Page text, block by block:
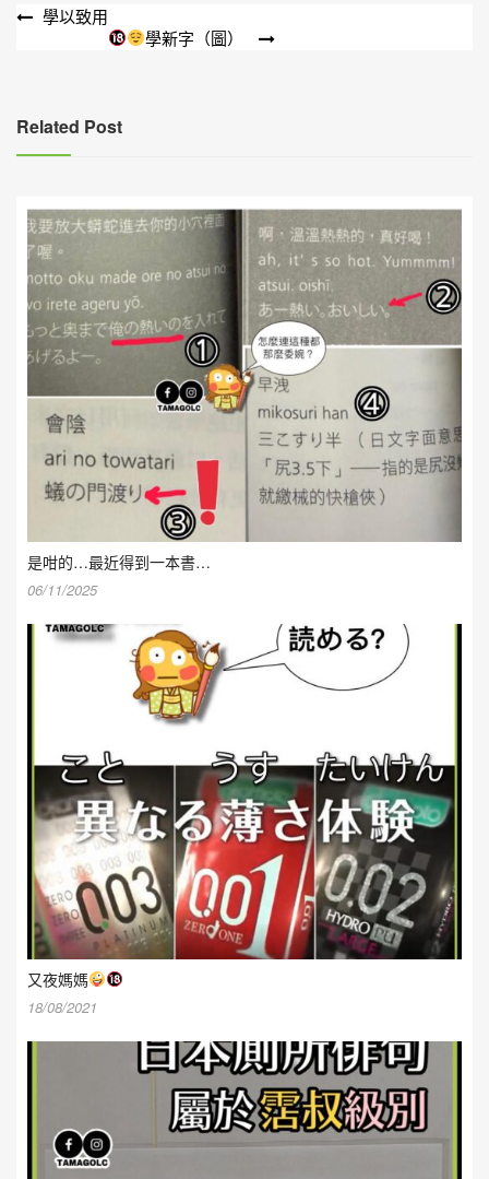
文
覽
學以致用
學新字（圖）
Related Post
是咁的…最近得到一本書…
06/11/2025
又夜媽媽
18/08/2021